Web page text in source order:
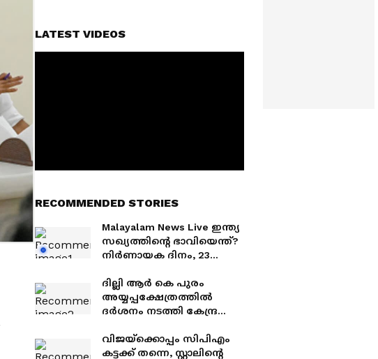
LATEST VIDEOS
RECOMMENDED STORIES
Malayalam News Live ഇന്ത്യ
സഖ്യത്തിന്‍റെ ഭാവിയെന്ത്?
നിർണായക ദിനം, 23
യോഗത്തിനെത്തുമെന്ന്
കോൺഗ്രസ്, നേരിട്ട്
വിമർശിക്കാൻ സിപിഎം
ദില്ലി ആർ കെ പുരം
അയ്യപ്പക്ഷേത്രത്തിൽ
ദർശനം നടത്തി കേന്ദ്ര
ഷാ; ശബരീശം
കോംപ്ലക്സിന്റെ
വിജയ്ക്കൊപ്പം സിപിഎം
കട്ടക്ക് തന്നെ, സ്റ്റാലിന്‍റെ